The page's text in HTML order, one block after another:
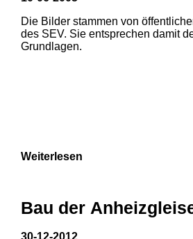
Die Bilder stammen von
des SEV. Sie entsprechen damit
Grundlagen.
Weiterlesen
Bau der
30-12-2012